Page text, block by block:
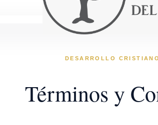
DESARROLLO
Términos y